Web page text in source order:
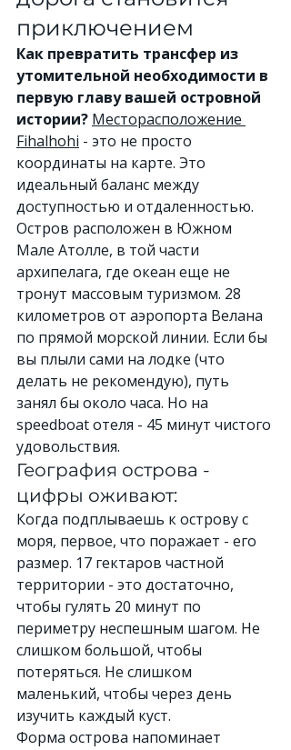
приключением
Как превратить трансфер из
утомительной необходимости в
первую главу вашей островной
истории? Месторасположение
Fihalhohi - это не просто
координаты на карте. Это
идеальный баланс между
доступностью и отдаленностью.
Остров расположен в Южном
Мале Атолле, в той части
архипелага, где океан еще не
тронут массовым туризмом. 28
километров от аэропорта Велана
по прямой морской линии. Если бы
вы плыли сами на лодке (что
делать не рекомендую), путь
занял бы около часа. Но на
speedboat отеля - 45 минут чистого
удовольствия.
География острова -
цифры оживают:
Когда подплываешь к острову с
моря, первое, что поражает - его
размер. 17 гектаров частной
территории - это достаточно,
чтобы гулять 20 минут по
периметру неспешным шагом. Не
слишком большой, чтобы
потеряться. Не слишком
маленький, чтобы через день
изучить каждый куст.
Форма острова напоминает